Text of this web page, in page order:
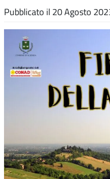
Pubblicato il 20 Agosto